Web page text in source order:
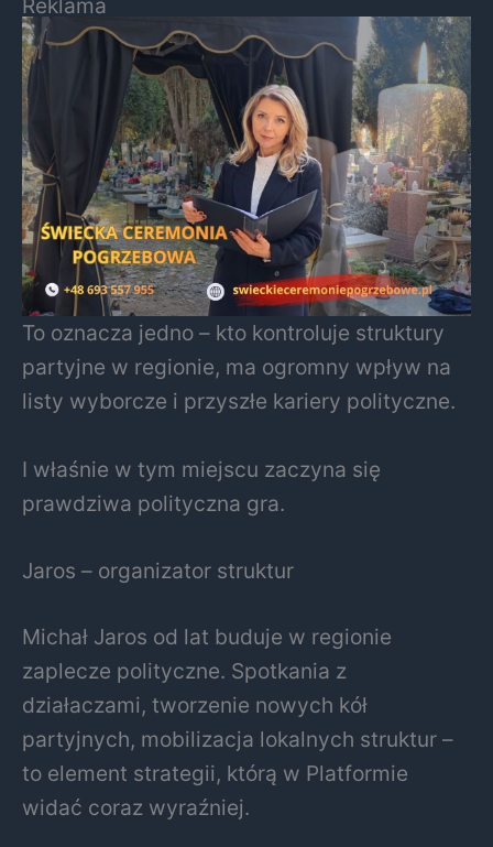
Reklama
To oznacza jedno – kto kontroluje struktury
partyjne w regionie, ma ogromny wpływ na
listy wyborcze i przyszłe kariery polityczne.
I właśnie w tym miejscu zaczyna się
prawdziwa polityczna gra.
Jaros – organizator struktur
Michał Jaros od lat buduje w regionie
zaplecze polityczne. Spotkania z
działaczami, tworzenie nowych kół
partyjnych, mobilizacja lokalnych struktur –
to element strategii, którą w Platformie
widać coraz wyraźniej.